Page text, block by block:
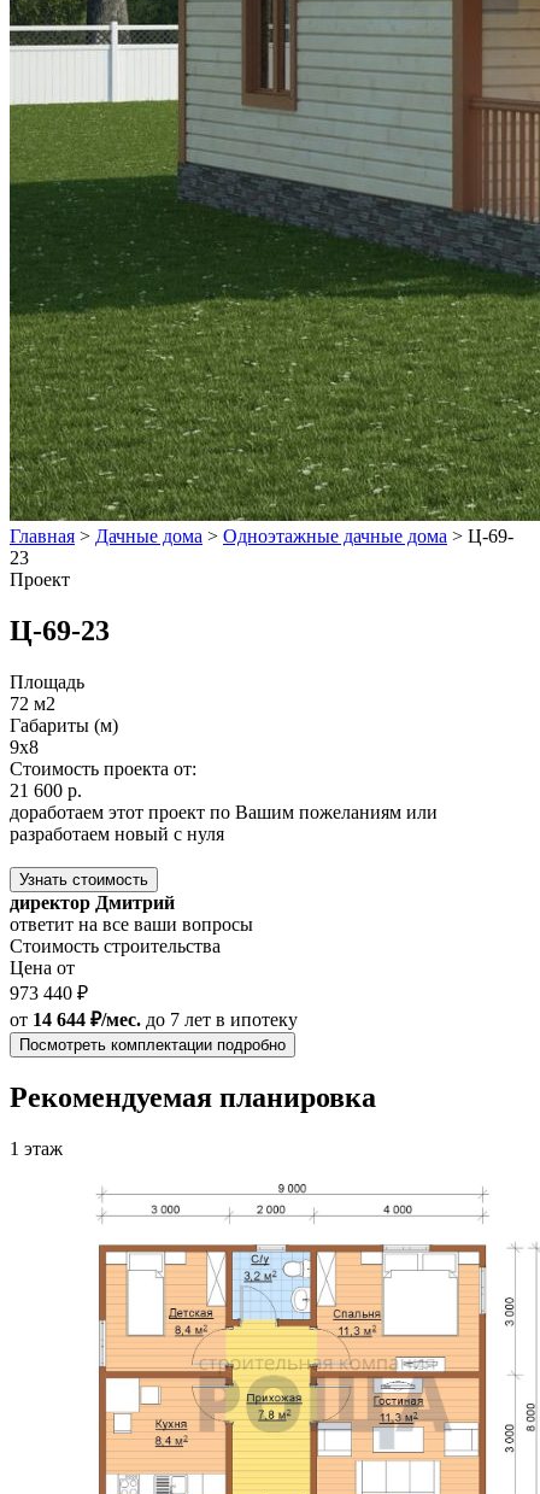
Главная > Дачные дома > Одноэтажные дачные дома > Ц-69-
23
Проект
Ц-69-23
Площадь
72 м2
Габариты (м)
9x8
Стоимость проекта от:
21 600 р.
доработаем этот проект по Вашим пожеланиям или
разработаем новый с нуля
Узнать стоимость
директор Дмитрий
ответит на все ваши вопросы
Стоимость строительства
Цена от
973 440 ₽
от 14 644 ₽/мес. до 7 лет в ипотеку
Посмотреть комплектации подробно
Рекомендуемая планировка
1 этаж